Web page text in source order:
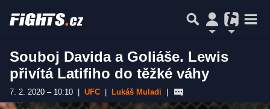
Souboj Davida a Goliáše. Lewis
přivítá Latifiho do těžké váhy
7. 2. 2020 – 10:10 UFC Lukáš Muladi